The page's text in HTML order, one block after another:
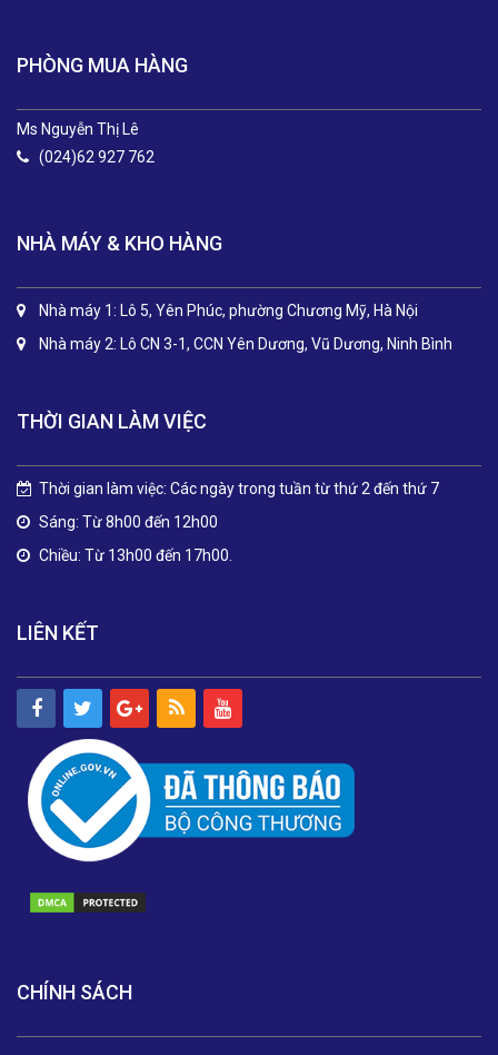
PHÒNG MUA HÀNG
Ms Nguyễn Thị Lê
(024)62 927 762
NHÀ MÁY & KHO HÀNG
Nhà máy 1: Lô 5, Yên Phúc, phường Chương Mỹ, Hà Nội
Nhà máy 2: Lô CN 3-1, CCN Yên Dương, Vũ Dương, Ninh Bình
THỜI GIAN LÀM VIỆC
Thời gian làm việc: Các ngày trong tuần từ thứ 2 đến thứ 7
Sáng: Từ 8h00 đến 12h00
Chiều: Từ 13h00 đến 17h00.
LIÊN KẾT
CHÍNH SÁCH